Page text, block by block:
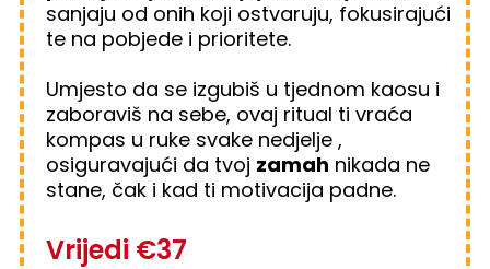
sanjaju od onih koji ostvaruju, fokusirajući
te na pobjede i prioritete.
Umjesto da se izgubiš u tjednom kaosu i
zaboraviš na sebe, ovaj ritual ti vraća
kompas u ruke svake nedjelje ,
osiguravajući da tvoj zamah nikada ne
stane, čak i kad ti motivacija padne.
Vrijedi €37